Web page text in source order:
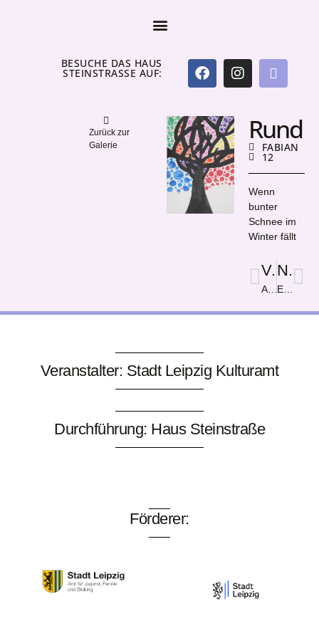
BESUCHE DAS HAUS
STEINSTRASSE AUF:
Zurück zur
Galerie
Rund
FABIAN
12
Wenn
bunter
Schnee im
Winter fällt
Vorige
Ammonit
Nächster
Entlein
Veranstalter: Stadt Leipzig Kulturamt
Durchführung: Haus Steinstraße
Förderer: